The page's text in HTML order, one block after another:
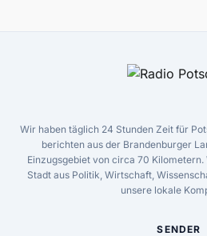
Wir haben täglich 24 Stunden Zeit für
berichten aus der Brandenburger
Einzugsgebiet von circa 70 Kilometern.
Stadt aus Politik, Wirtschaft,
unsere lokale
SENDER